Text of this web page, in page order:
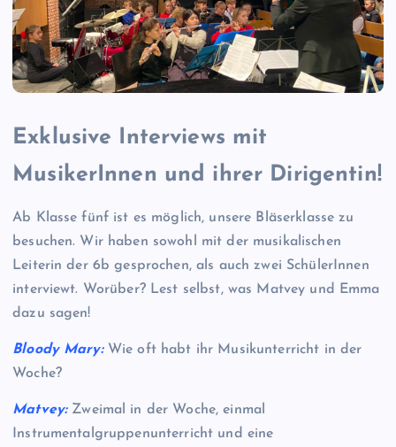
Exklusive Interviews mit
MusikerInnen und ihrer Dirigentin!
Ab Klasse fünf ist es möglich, unsere Bläserklasse zu
besuchen. Wir haben sowohl mit der musikalischen
Leiterin der 6b gesprochen, als auch zwei SchülerInnen
interviewt. Worüber? Lest selbst, was Matvey und Emma
dazu sagen!
Bloody Mary:Wie oft habt ihr Musikunterricht in der
Woche?
Matvey:Zweimal in der Woche, einmal
Instrumentalgruppenunterricht und eine